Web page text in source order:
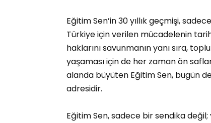
Eğitim Sen’in 30 yıllık geçmişi,
Türkiye için verilen mücadelenin
haklarını savunmanın yanı sıra,
yaşaması için de her zaman ön
alanda büyüten Eğitim Sen, bugün
adresidir.
Eğitim Sen, sadece bir sendika